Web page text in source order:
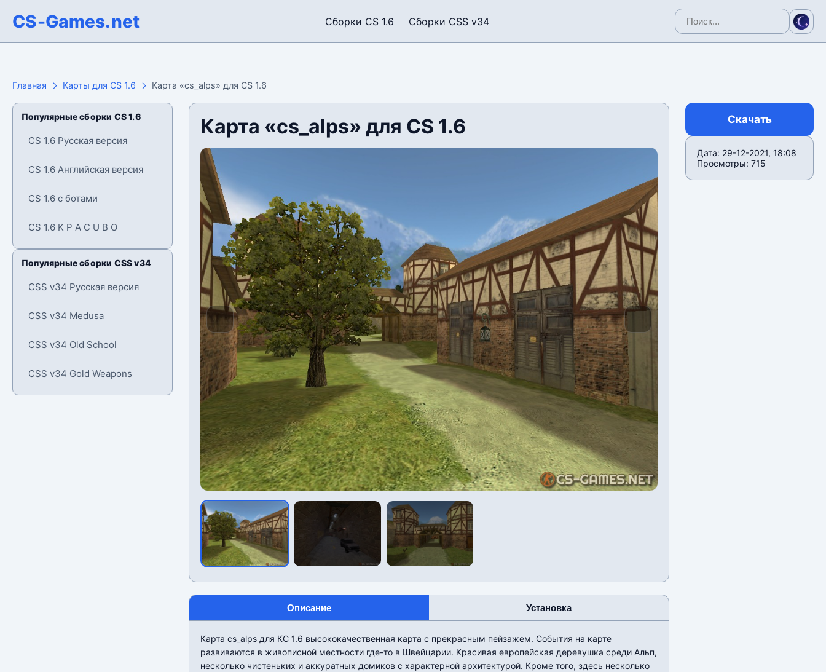
CS-Games.net Сборки CS 1.6 Сборки CSS v34
Главная Карты для CS 1.6 Карта «cs_alps» для CS 1.6
Популярные сборки CS 1.6
CS 1.6 Русская версия
CS 1.6 Английская версия
CS 1.6 с ботами
CS 1.6 K P A C U B O
Популярные сборки CSS v34
CSS v34 Русская версия
CSS v34 Medusa
CSS v34 Old School
CSS v34 Gold Weapons
Карта «cs_alps» для CS 1.6
Описание Установка
Карта cs_alps для КС 1.6 высококачественная карта с прекрасным пейзажем. События на карте
развиваются в живописной местности где-то в Швейцарии. Красивая европейская деревушка среди Альп,
несколько чистеньких и аккуратных домиков с характерной архитектурой. Кроме того, здесь несколько
Скачать
Дата: 29-12-2021, 18:08
Просмотры: 715